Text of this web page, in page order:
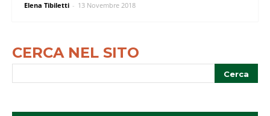
Elena Tibiletti - 13 Novembre 2018
CERCA NEL SITO